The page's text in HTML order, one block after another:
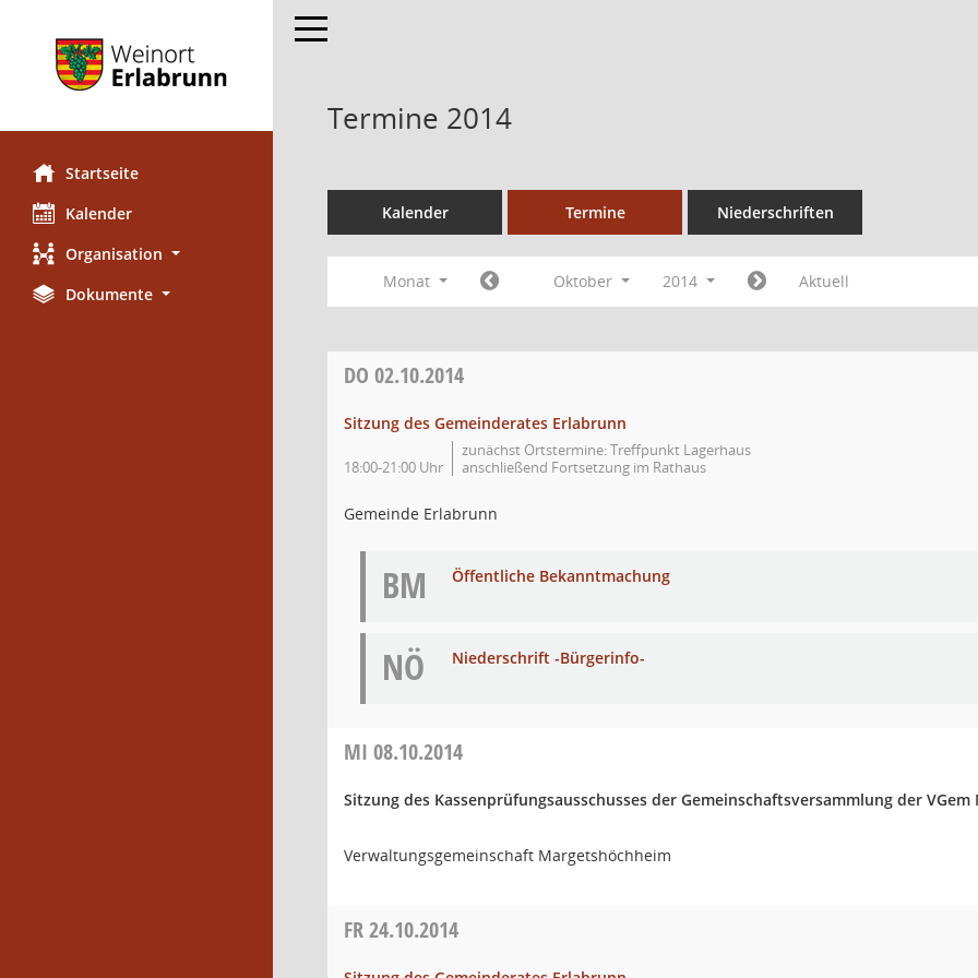
Startseite
Kalender
Organisation
Dokumente
Toggle navigation
Termine 2014
Kalender Termine Niederschriften
Monat Oktober 2014 Aktuell
DO 02.10.2014
Sitzung des Gemeinderates Erlabrunn
18:00-21:00 Uhr
zunächst Ortstermine: Treffpunkt Lagerhaus
anschließend Fortsetzung im Rathaus
Gemeinde Erlabrunn
BM Öffentliche Bekanntmachung
NÖ Niederschrift -Bürgerinfo-
MI 08.10.2014
Sitzung des Kassenprüfungsausschusses der Gemeinschaftsversammlung der
Verwaltungsgemeinschaft Margetshöchheim
FR24.10.2014